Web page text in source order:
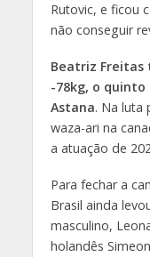
Rutovic, e ficou
não conseguir
Beatriz Freitas
-78kg, o quinto
Astana. Na luta
waza-ari na
a atuação de
Para fechar a
Brasil ainda
masculino,
holandês